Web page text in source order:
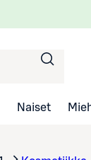
Naiset